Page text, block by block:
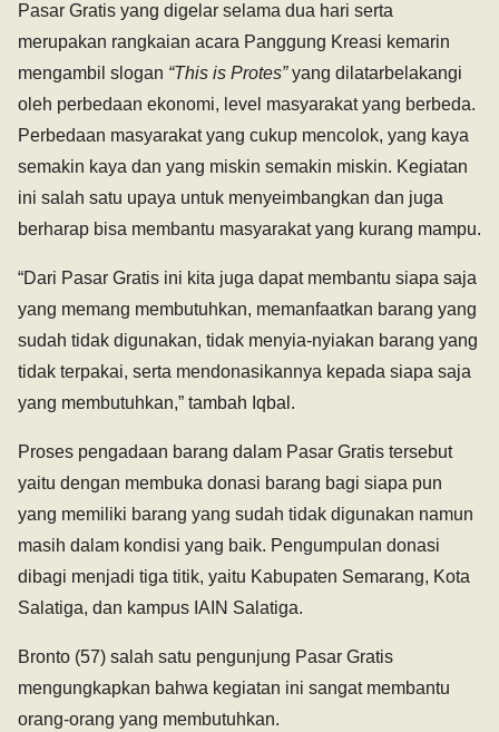
Pasar Gratis yang digelar selama dua hari serta
merupakan rangkaian acara Panggung Kreasi kemarin
mengambil slogan “This is Protes”yang dilatarbelakangi
oleh perbedaan ekonomi, level masyarakat yang berbeda.
Perbedaan masyarakat yang cukup mencolok, yang kaya
semakin kaya dan yang miskin semakin miskin. Kegiatan
ini salah satu upaya untuk menyeimbangkan dan juga
berharap bisa membantu masyarakat yang kurang mampu.
“Dari Pasar Gratis ini kita juga dapat membantu siapa saja
yang memang membutuhkan, memanfaatkan barang yang
sudah tidak digunakan, tidak menyia-nyiakan barang yang
tidak terpakai, serta mendonasikannya kepada siapa saja
yang membutuhkan,” tambah Iqbal.
Proses pengadaan barang dalam Pasar Gratis tersebut
yaitu dengan membuka donasi barang bagi siapa pun
yang memiliki barang yang sudah tidak digunakan namun
masih dalam kondisi yang baik. Pengumpulan donasi
dibagi menjadi tiga titik, yaitu Kabupaten Semarang, Kota
Salatiga, dan kampus IAIN Salatiga.
Bronto (57) salah satu pengunjung Pasar Gratis
mengungkapkan bahwa kegiatan ini sangat membantu
orang-orang yang membutuhkan.